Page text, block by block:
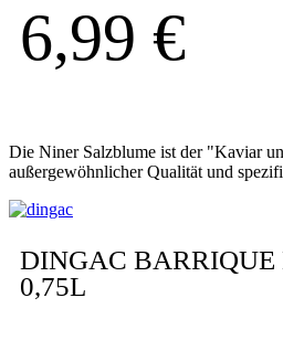
6,99 €
Die Niner Salzblume ist der "Kaviar
außergewöhnlicher Qualität und
DINGAC BARRIQUE
0,75L